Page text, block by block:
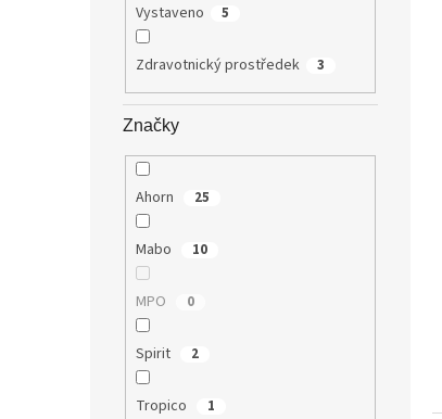
Vystaveno 5
Zdravotnický prostředek 3
Značky
Ahorn 25
Mabo 10
MPO 0
Spirit 2
Tropico 1